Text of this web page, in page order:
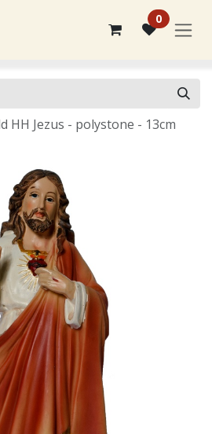
0
HH Jezus - polystone - 13cm